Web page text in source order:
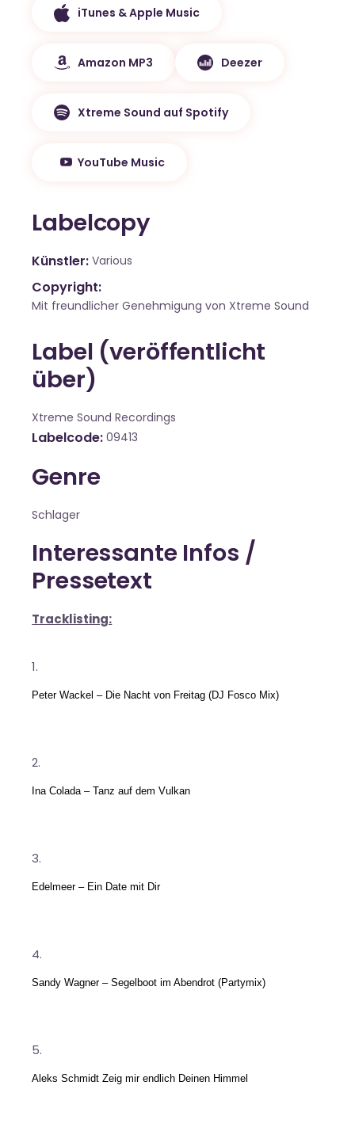
iTunes & Apple Music
Amazon MP3 Deezer
Xtreme Sound auf Spotify
YouTube Music
Labelcopy
Künstler Various
Copyright:
Mit freundlicher Genehmigung von Xtreme Sound
Label (veröffentlicht
über)
Xtreme Sound Recordings
Labelcode 09413
Genre
Schlager
Interessante Infos /
Pressetext
Tracklisting:
Peter Wackel – Die Nacht von Freitag (DJ Fosco Mix)
Ina Colada – Tanz auf dem Vulkan
Edelmeer – Ein Date mit Dir
Sandy Wagner – Segelboot im Abendrot (Partymix)
Aleks Schmidt Zeig mir endlich Deinen Himmel